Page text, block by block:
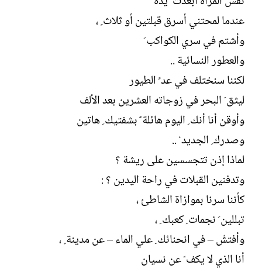
عندما لمحتني أسرق قبلتين أو ثلاث ٍ ،
وأشتم في سري الكواكب َ
والعطور النسائية ..
لكننا سنختلف في عد ِّ الطيور
ليثق َ البحر في زوجاته العشرين بعد الألف
وأوقن أنا أنك ِ اليوم هائلة ٌ بشفتيك ِ هاتين
وصدرك ِ الجديد ْ ..
لماذا إذن تتجسسين على ريشة ؟
وتدفنين القبلات في راحة اليدين ؟ :
كأننا سرنا بموازاة الشاطئ ،
تبللين َ نجمات ِ كعبك ِ ،
وأفتشّ – في انحنائك ِ علي الماء – عن مدينة ٍ ،
أنا الذي لا يكف ّ عن نسيان